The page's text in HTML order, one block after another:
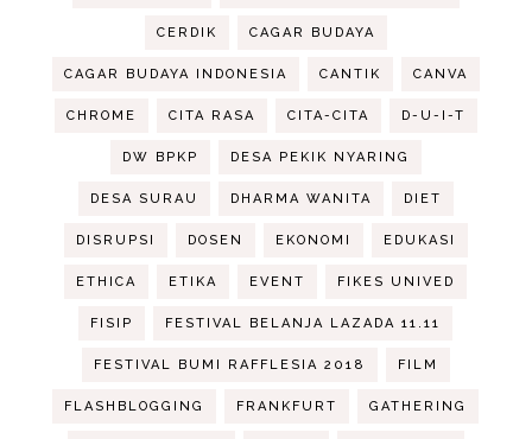
CERDIK CAGAR BUDAYA
CAGAR BUDAYA INDONESIA CANTIK CANVA
CHROME CITA RASA CITA-CITA D-U-I-T
DW BPKP DESA PEKIK NYARING
DESA SURAU DHARMA WANITA DIET
DISRUPSI DOSEN EKONOMI EDUKASI
ETHICA ETIKA EVENT FIKES UNIVED
FISIP FESTIVAL BELANJA LAZADA 11.11
FESTIVAL BUMI RAFFLESIA 2018 FILM
FLASHBLOGGING FRANKFURT GATHERING